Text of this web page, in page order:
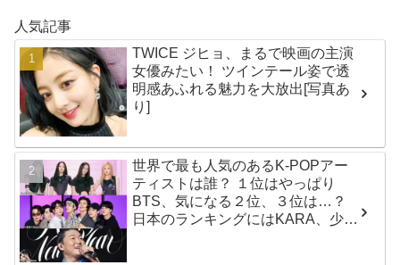
人気記事
TWICE ジヒョ、まるで映画の主演
女優みたい！ ツインテール姿で透
明感あふれる魅力を大放出[写真あ
り]
世界で最も人気のあるK-POPアー
ティストは誰？ １位はやっぱり
BTS、気になる２位、３位は…？
日本のランキングにはKARA、少女